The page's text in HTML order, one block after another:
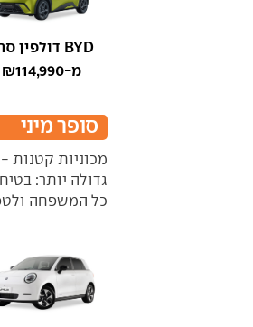
BYD דולפין סרף
מ-₪114,990
סופר מיני
מכוניות קטנות
גדולה יותר:
כל המשפחה